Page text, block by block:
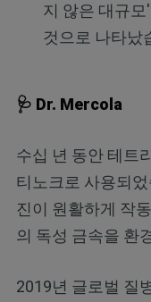
지 않은 대규
것으로 나타났
🩺 Dr. Mercola
수십 년 동안 테트
티노크로 사용되
진이 원활하게 작
의 독성 금속을 환
2019년 글로벌 질